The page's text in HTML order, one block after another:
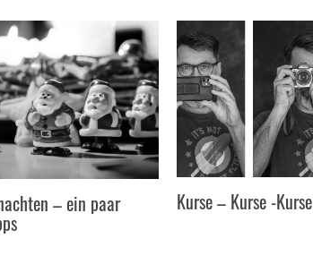
– ein paar Kurse – Kurse -Kurse